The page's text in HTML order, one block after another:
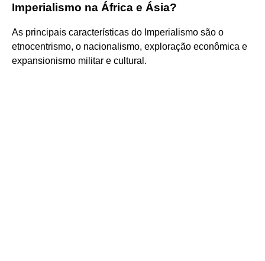
Imperialismo na África e Ásia?
As principais características do Imperialismo são o
etnocentrismo, o nacionalismo, exploração econômica e
expansionismo militar e cultural.